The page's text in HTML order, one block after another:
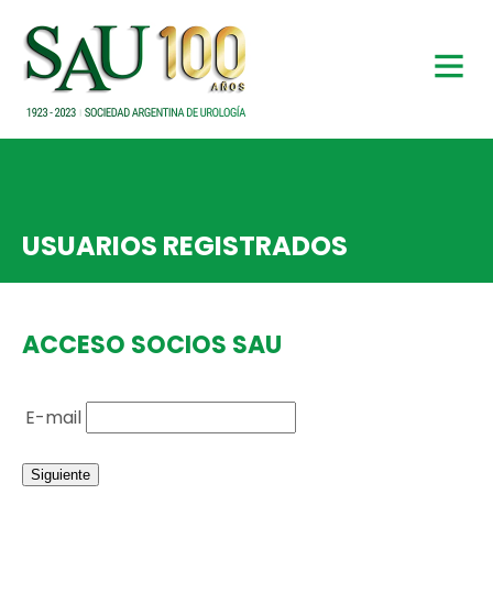
USUARIOS REGISTRADOS
ACCESO SOCIOS SAU
E-mail